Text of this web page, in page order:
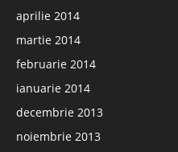
aprilie 2014
martie 2014
februarie 2014
ianuarie 2014
decembrie 2013
noiembrie 2013